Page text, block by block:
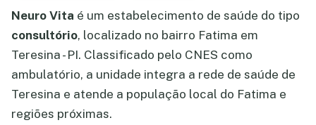
Neuro Vita é um estabelecimento de saúde do tipo
consultório, localizado no bairro Fatima em
Teresina - PI. Classificado pelo CNES como
ambulatório, a unidade integra a rede de saúde de
Teresina e atende a população local do Fatima e
regiões próximas.